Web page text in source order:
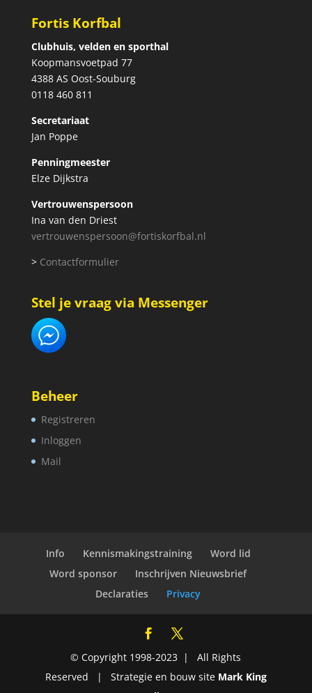
Fortis Korfbal
Clubhuis, velden en sporthal
Koopmansvoetpad 77
4388 AS Oost-Souburg
0118 460 811
Secretariaat
Jan Poppe
Penningmeester
Elze Dijkstra
Vertrouwenspersoon
Ina van den Driest
vertrouwenspersoon@fortiskorfbal.nl
> Contactformulier
Stel je vraag via Messenger
Beheer
Registreren
Inloggen
Mail
Info Kennismakingstraining
Word lid
Word sponsor
Inschrijven Nieuwsbrief
Declaraties
Privacy
© Copyright 1998-2023 | All Rights
Reserved | Strategie en bouw site Mark King